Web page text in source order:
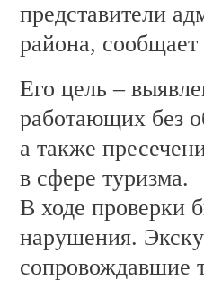
представители
района,
Его цель –
работающих без
а также
в сфере туризма.
В ходе проверки
нарушения.
сопровождавшие